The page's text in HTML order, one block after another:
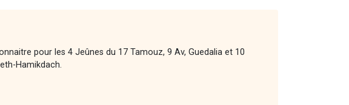
pour les 4 Jeûnes du 17 Tamouz, 9 Av, Guedalia et 10
Hamikdach.